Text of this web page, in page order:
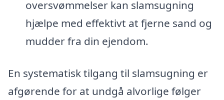
oversvømmelser kan slamsugning
hjælpe med effektivt at fjerne sand og
mudder fra din ejendom.
En systematisk tilgang til slamsugning er
afgørende for at undgå alvorlige følger